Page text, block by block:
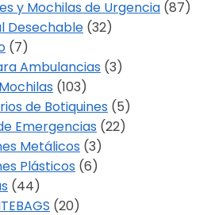
y Mochilas de Urgencia (87)
Desechable (32)
(7)
Ambulancias (3)
(103)
de Botiquines (5)
Emergencias (22)
Metálicos (3)
Plásticos (6)
(44)
(20)